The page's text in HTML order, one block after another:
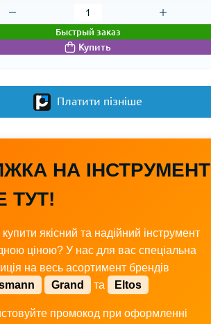
Купить
Быстрый заказ
Платити пізніше
НА ІНСТРУМЕНТ
ТУТ!
якісний та надійний інструмент
ціною? У нас для вас спеціальна
на весь асортимент брендів
Grand та Eltos
промокод при оформленні